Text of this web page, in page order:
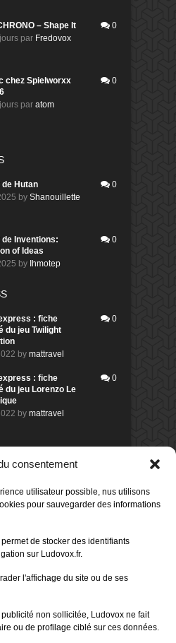
consentement
utilisateur possible, nus utilisons
pour sauvegarder des informations
de stocker des identifiants
sur Ludovox.fr.
l'affichage du site ou de ses
non sollicitée, Ludovox ne fait
ou de profilage ciblé sur ces données.
– Shape It
par Fredovox
0
chez Spielworxx
par atom
0
Hutan
by Shanouillette
0
Inventions:
of Ideas
by Ihmotep
0
: fiche
du jeu Twilight
by mattravel
0
: fiche
du jeu Lorenzo Le
by mattravel
0
MEMBRES
Collect!
il y a 2 jours
morlockbob
Detective Box - Ciao
il y a 3 jours
80%
Detective Box - Ciao